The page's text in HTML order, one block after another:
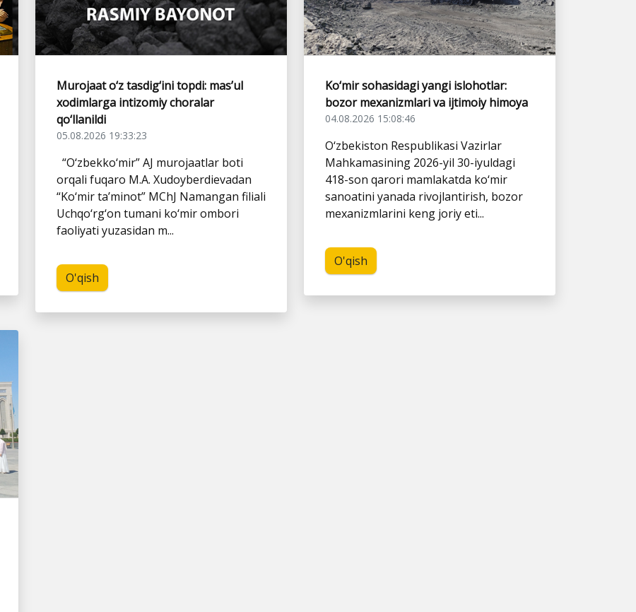
Murojaat o‘z tasdig‘ini topdi: mas’ul
xodimlarga intizomiy choralar
qo‘llanildi
05.08.2026 19:33:23
“O‘zbekko‘mir” AJ murojaatlar boti
orqali fuqaro M.A. Xudoyberdievadan
“Ko‘mir ta’minot” MChJ Namangan filiali
Uchqo‘rg‘on tumani ko‘mir ombori
faoliyati yuzasidan m...
O'qish
Ko‘mir sohasidagi yangi islohotlar:
bozor mexanizmlari va ijtimoiy himoya
04.08.2026 15:08:46
O‘zbekiston Respublikasi Vazirlar
Mahkamasining 2026-yil 30-iyuldagi
418-son qarori mamlakatda ko‘mir
sanoatini yanada rivojlantirish, bozor
mexanizmlarini keng joriy eti...
O'qish